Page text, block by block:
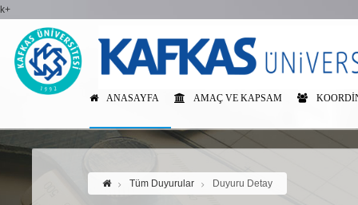
k+
ANASAYFA AMAÇ VE KAPSAM
Tüm Duyurular Duyuru Detay